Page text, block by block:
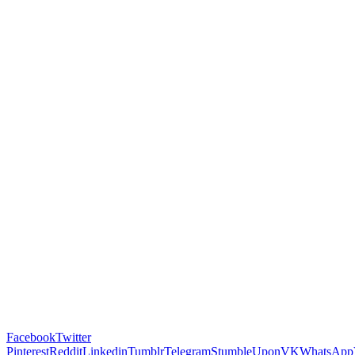
FacebookTwitter
PinterestRedditLinkedinTumblrTelegramStumbleUponVKWhatsApp